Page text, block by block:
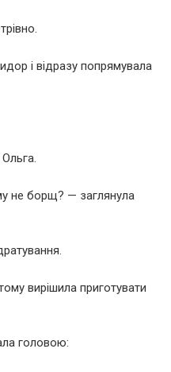
і відразу попрямувала
не борщ? — заглянула
вирішила приготувати
головою: